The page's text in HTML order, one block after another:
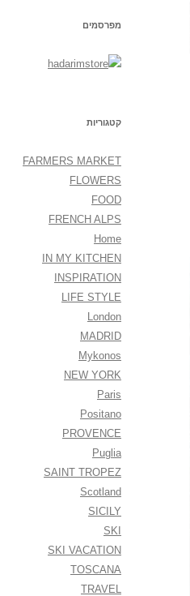
מפרסמים
קטגוריות
FARMERS MARKET
FLOWERS
FOOD
FRENCH ALPS
Home
IN MY KITCHEN
INSPIRATION
LIFE STYLE
London
MADRID
Mykonos
NEW YORK
Paris
Positano
PROVENCE
Puglia
SAINT TROPEZ
Scotland
SICILY
SKI
SKI VACATION
TOSCANA
TRAVEL